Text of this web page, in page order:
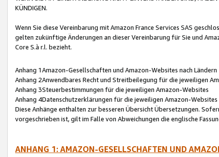
KÜNDIGEN.
Wenn Sie diese Vereinbarung mit Amazon France Services SAS
gelten zukünftige Änderungen an dieser Vereinbarung für Sie und
Core S.à r.l. bezieht.
Anhang 1Amazon-Gesellschaften und Amazon-Websites nach Ländern
Anhang 2Anwendbares Recht und Streitbeilegung für die jeweiligen
Anhang 3Steuerbestimmungen für die jeweiligen Amazon-Websites
Anhang 4Datenschutzerklärungen für die jeweiligen Amazon-Websites
Diese Anhänge enthalten zur besseren Übersicht Übersetzungen.
vorgeschrieben ist, gilt im Falle von Abweichungen die englische
ANHANG 1: AMAZON-GESELLSCHAFTEN UND